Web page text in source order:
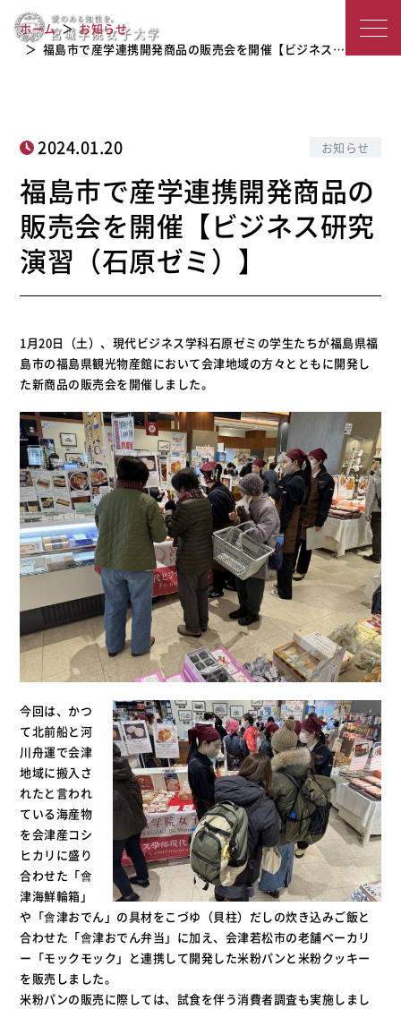
城
子
大
学
開催【ビジネス研究演習（石原ゼ
ミ）】
ホーム
お知らせ
福島市で産学連携開発商品の販売会を開催【ビジネス…
2024.01.20 お知らせ
福島市で産学連携開発商品の
販売会を開催【ビジネス研究
演習（石原ゼミ）】
1月20日（土）、現代ビジネス学科石原ゼミの学生たちが福島県福
島市の福島県観光物産館において会津地域の方々とともに開発し
た新商品の販売会を開催しました。
今回は、かつ
て北前船と河
川舟運で会津
地域に搬入さ
れたと言われ
ている海産物
を会津産コシ
ヒカリに盛り
合わせた「會
津海鮮輪箱」
や「會津おでん」の具材をこづゆ（貝柱）だしの炊き込みご飯と
合わせた「會津おでん弁当」に加え、会津若松市の老舗ベーカリ
ー「モックモック」と連携して開発した米粉パンと米粉クッキー
を販売しました。
米粉パンの販売に際しては、試食を伴う消費者調査も実施しまし